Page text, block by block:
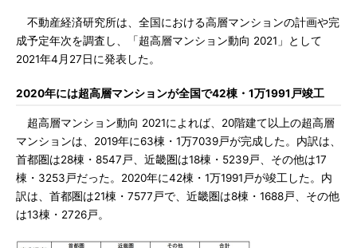
不動産経済研究所は、全国における高層マンションの計画や完
成予定年次を調査し、「超高層マンション動向 2021」として
2021年4月27日に発表した。
2020年には超高層マンションが全国で42棟・1万1991戸竣工
超高層マンション動向 2021によれば、20階建て以上の超高層
マンションは、2019年に63棟・1万7039戸が完成した。内訳は、
首都圏は28棟・8547戸、近畿圏は18棟・5239戸、その他は17
棟・3253戸だった。2020年に42棟・1万1991戸が竣工した。内
訳は、首都圏は21棟・7577戸で、近畿圏は8棟・1688戸、その他
は13棟・2726戸。